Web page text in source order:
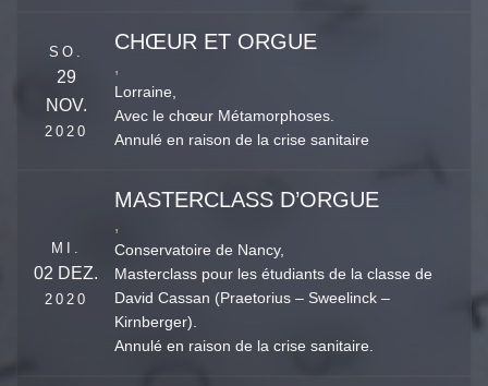
SO.
29
NOV.
2020
CHŒUR ET ORGUE
,
Lorraine,
Avec le chœur Métamorphoses.
Annulé en raison de la crise sanitaire
MI.
02 DEZ.
2020
MASTERCLASS D’ORGUE
,
Conservatoire de Nancy,
Masterclass pour les étudiants de la classe de
David Cassan (Praetorius – Sweelinck –
Kirnberger).
Annulé en raison de la crise sanitaire.